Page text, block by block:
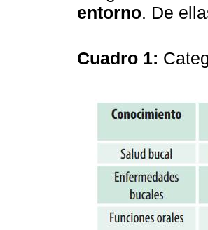
entorno. De
Cuadro 1: